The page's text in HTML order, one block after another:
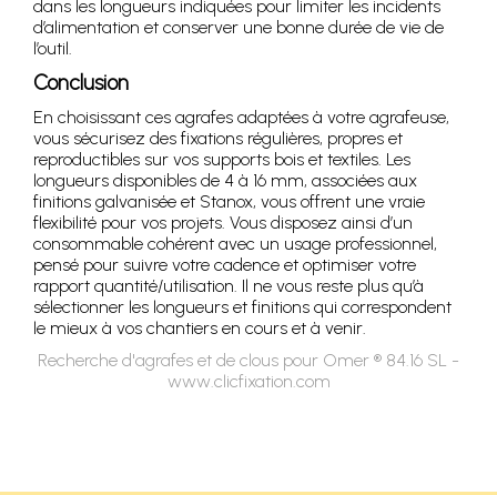
dans les longueurs indiquées pour limiter les incidents
d’alimentation et conserver une bonne durée de vie de
l’outil.
Conclusion
En choisissant ces agrafes adaptées à votre agrafeuse,
vous sécurisez des fixations régulières, propres et
reproductibles sur vos supports bois et textiles. Les
longueurs disponibles de 4 à 16 mm, associées aux
finitions galvanisée et Stanox, vous offrent une vraie
flexibilité pour vos projets. Vous disposez ainsi d’un
consommable cohérent avec un usage professionnel,
pensé pour suivre votre cadence et optimiser votre
rapport quantité/utilisation. Il ne vous reste plus qu’à
sélectionner les longueurs et finitions qui correspondent
le mieux à vos chantiers en cours et à venir.
Recherche d'agrafes et de clous pour Omer ® 84.16 SL -
www.clicfixation.com